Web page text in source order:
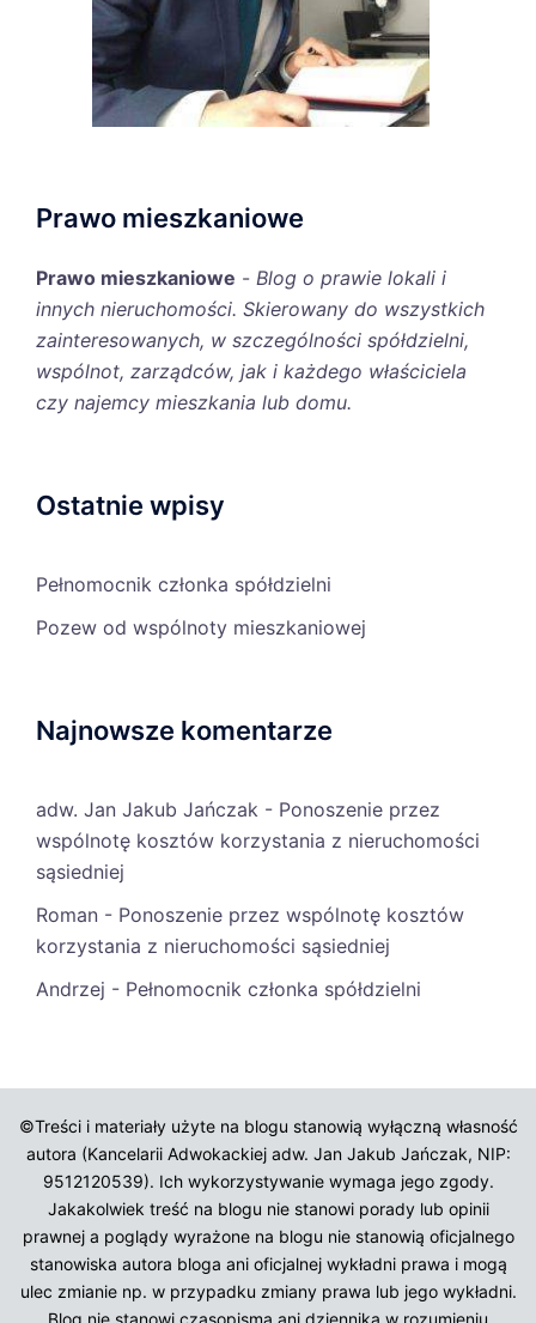
Prawo mieszkaniowe
Prawo mieszkaniowe - Blog o prawie lokali i
innych nieruchomości. Skierowany do wszystkich
zainteresowanych, w szczególności spółdzielni,
wspólnot, zarządców, jak i każdego właściciela
czy najemcy mieszkania lub domu.
Ostatnie wpisy
Pełnomocnik członka spółdzielni
Pozew od wspólnoty mieszkaniowej
Najnowsze komentarze
adw. Jan Jakub Jańczak - Ponoszenie przez
wspólnotę kosztów korzystania z nieruchomości
sąsiedniej
Roman - Ponoszenie przez wspólnotę kosztów
korzystania z nieruchomości sąsiedniej
Andrzej - Pełnomocnik członka spółdzielni
©Treści i materiały użyte na blogu stanowią wyłączną własność
autora (Kancelarii Adwokackiej adw. Jan Jakub Jańczak, NIP:
9512120539). Ich wykorzystywanie wymaga jego zgody.
Jakakolwiek treść na blogu nie stanowi porady lub opinii
prawnej a poglądy wyrażone na blogu nie stanowią oficjalnego
stanowiska autora bloga ani oficjalnej wykładni prawa i mogą
ulec zmianie np. w przypadku zmiany prawa lub jego wykładni.
Blog nie stanowi czasopisma ani dziennika w rozumieniu